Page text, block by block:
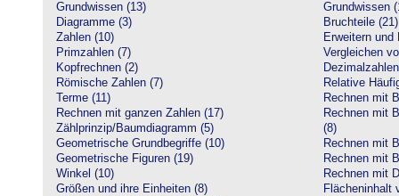
Grundwissen (13)
Diagramme (3)
Zahlen (10)
Primzahlen (7)
Kopfrechnen (2)
Römische Zahlen (7)
Terme (11)
Rechnen mit ganzen Zahlen (17)
Zählprinzip/Baumdiagramm (5)
Geometrische Grundbegriffe (10)
Geometrische Figuren (19)
Winkel (10)
Größen und ihre Einheiten (8)
Grundwissen
Bruchteile (21)
Erweitern und
Vergleichen
Relative
Rechnen mit
Rechnen mit
(8)
Rechnen mit
Rechnen mit
Rechnen mit
Flächeninhalt